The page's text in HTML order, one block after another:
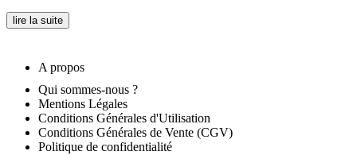
lire la suite
A propos
Qui sommes-nous ?
Mentions Légales
Conditions Générales d'Utilisation
Conditions Générales de Vente (CGV)
Politique de confidentialité